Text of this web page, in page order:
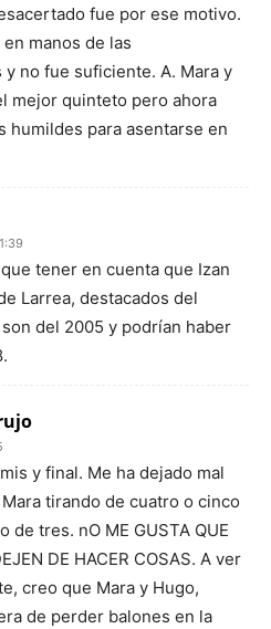
fue por ese motivo.
manos de las
no fue suficiente. A. Mara y
mejor quinteto pero ahora
humildes para asentarse en
tener en cuenta que Izan
Larrea, destacados del
del 2005 y podrían haber
y final. Me ha dejado mal
tirando de cuatro o cinco
de tres. nO ME GUSTA QUE
DE HACER COSAS. A ver
creo que Mara y Hugo,
de perder balones en la